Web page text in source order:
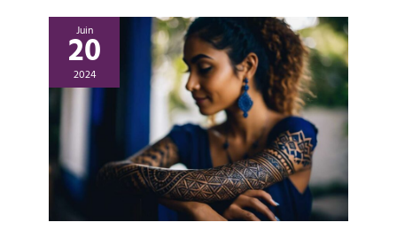
Juin
20
2024